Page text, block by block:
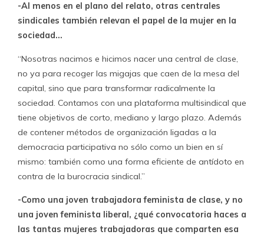
-Al menos en el plano del relato, otras centrales
sindicales también relevan el papel de la mujer en la
sociedad…
“Nosotras nacimos e hicimos nacer una central de clase,
no ya para recoger las migajas que caen de la mesa del
capital, sino que para transformar radicalmente la
sociedad. Contamos con una plataforma multisindical que
tiene objetivos de corto, mediano y largo plazo. Además
de contener métodos de organización ligadas a la
democracia participativa no sólo como un bien en sí
mismo: también como una forma eficiente de antídoto en
contra de la burocracia sindical.”
-Como una joven trabajadora feminista de clase, y no
una joven feminista liberal, ¿qué convocatoria haces a
las tantas mujeres trabajadoras que comparten esa